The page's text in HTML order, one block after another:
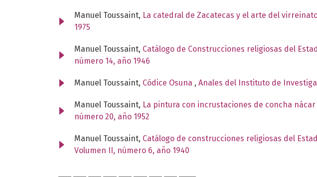
Manuel Toussaint, La catedral de Zacatecas y el arte del
1975
Manuel Toussaint, Catálogo de Construcciones religiosas del
número 14, año 1946
Manuel Toussaint, Códice Osuna , Anales del Instituto de
Manuel Toussaint, La pintura con incrustaciones de concha nácar
número 20, año 1952
Manuel Toussaint, Catálogo de construcciones religiosas del
Volumen II, número 6, año 1940